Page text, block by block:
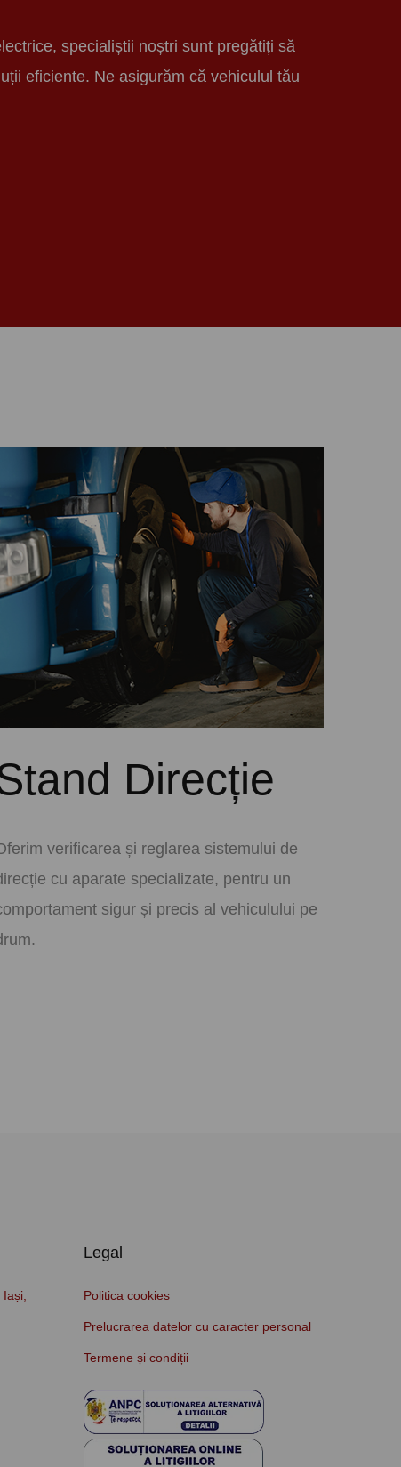
specialiștii noștri sunt pregătiți să
eficiente. Ne asigurăm că vehiculul tău
Direcție
verificarea și reglarea sistemului de
cu aparate specializate, pentru un
sigur și precis al vehiculului pe
Legal
Politica cookies
Prelucrarea datelor cu caracter personal
Termene și condiții